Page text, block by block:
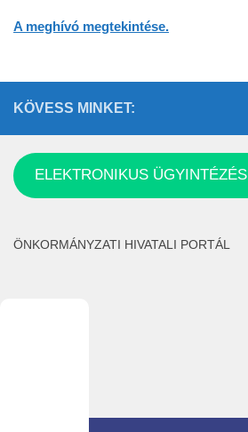
A meghívó megtekintése.
KÖVESS MINKET:
ELEKTRONIKUS ÜGYINTÉZÉS
ÖNKORMÁNYZATI HIVATALI PORTÁL